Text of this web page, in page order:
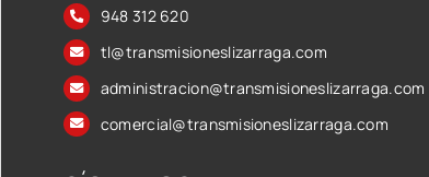
948 312 620
tl@transmisioneslizarraga.com
administracion@transmisioneslizarraga.com
comercial@transmisioneslizarraga.com